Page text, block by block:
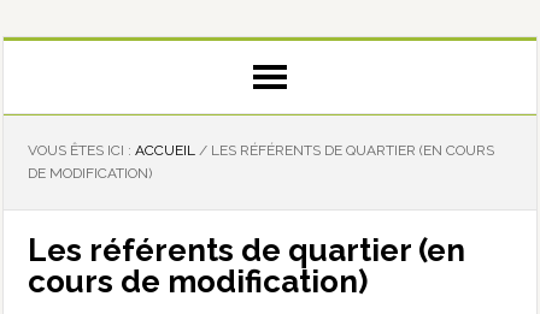
VOUS ÊTES ICI :ACCUEIL / LES RÉFÉRENTS DE QUARTIER (EN COURS
DE MODIFICATION)
Les référents de quartier (en
cours de modification)